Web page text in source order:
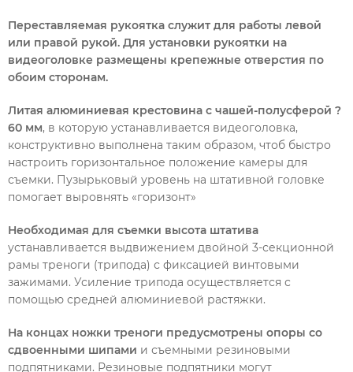
Переставляемая рукоятка служит для работы левой
или правой рукой. Для установки рукоятки на
видеоголовке размещены крепежные отверстия по
обоим сторонам.
Литая алюминиевая крестовина с чашей-полусферой ?
60 мм, в которую устанавливается видеоголовка,
конструктивно выполнена таким образом, чтоб быстро
настроить горизонтальное положение камеры для
съемки. Пузырьковый уровень на штативной головке
помогает выровнять «горизонт»
Необходимая для съемки высота штатива
устанавливается выдвижением двойной 3-секционной
рамы треноги (трипода) с фиксацией винтовыми
зажимами. Усиление трипода осуществляется с
помощью средней алюминиевой растяжки.
На концах ножки треноги предусмотрены опоры со
сдвоенными шипами и съемными резиновыми
подпятниками. Резиновые подпятники могут